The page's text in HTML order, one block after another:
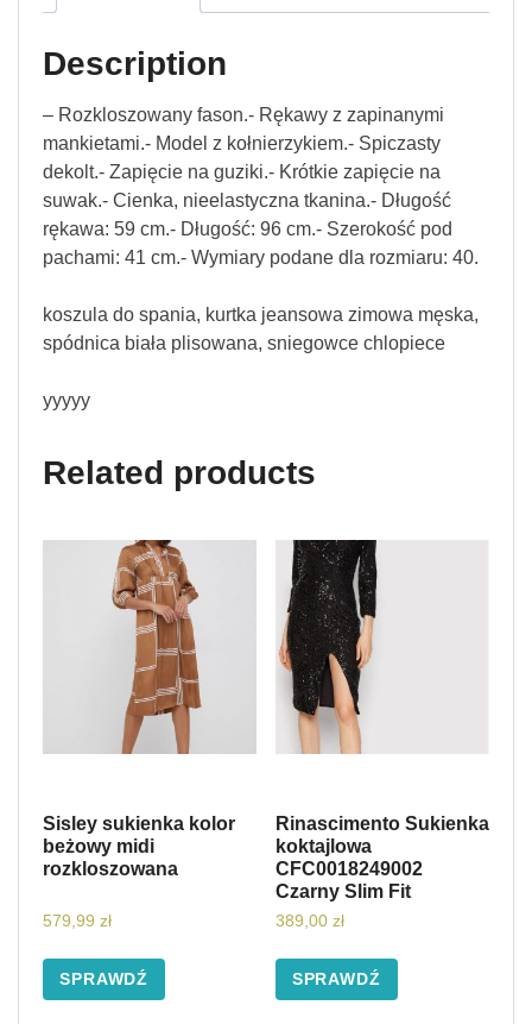
Description
– Rozkloszowany fason.- Rękawy z zapinanymi
mankietami.- Model z kołnierzykiem.- Spiczasty
dekolt.- Zapięcie na guziki.- Krótkie zapięcie na
suwak.- Cienka, nieelastyczna tkanina.- Długość
rękawa: 59 cm.- Długość: 96 cm.- Szerokość pod
pachami: 41 cm.- Wymiary podane dla rozmiaru: 40.
koszula do spania, kurtka jeansowa zimowa męska,
spódnica biała plisowana, sniegowce chlopiece
yyyyy
Related products
Sisley sukienka kolor
beżowy midi
rozkloszowana
579,99 zł
SPRAWDŹ
Rinascimento Sukienka
koktajlowa
CFC0018249002
Czarny Slim Fit
389,00 zł
SPRAWDŹ